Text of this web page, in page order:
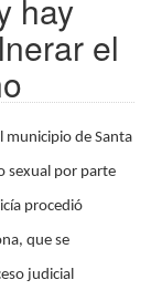
hay
el
municipio de Santa
sexual por parte
procedió
que se
judicial